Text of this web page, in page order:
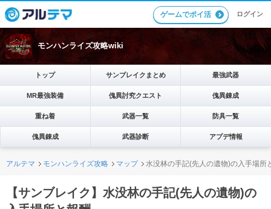
ゲームでポイ活 ログイン
モンハンライズ攻略wiki
トップ サンブレイクまとめ 最強武器
MR最強装備 傀異討究クエスト 傀異錬成
重ね着 武器一覧 防具一覧
傀異錬成 武器診断 アプデ情報
アルテマ モンハンライズ攻略 マップ 水没林の手記(先人の遺物)の入手場所
【サンブレイク】水没林の手記(先人の遺物)の